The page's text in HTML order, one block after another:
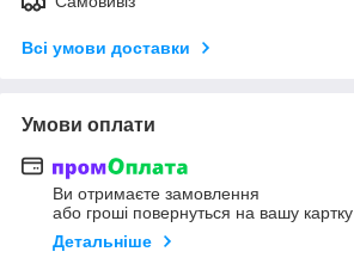
Всі умови доставки
Умови оплати
Ви отримаєте замовлення
або гроші повернуться на вашу картку
Детальніше